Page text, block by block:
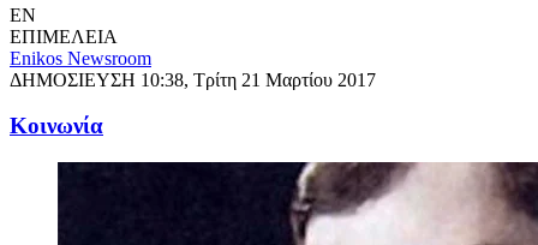
EN
ΕΠΙΜΕΛΕΙΑ
Enikos Newsroom
ΔΗΜΟΣΙΕΥΣΗ 10:38, Τρίτη 21 Μαρτίου 2017
Κοινωνία